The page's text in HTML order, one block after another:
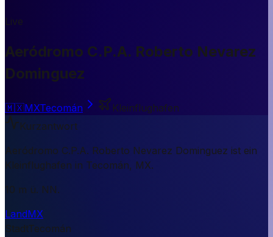
Live
Aeródromo C.P.A. Roberto Nevarez
Dominguez
🇲🇽MXTecomán
Kleinflughafen
Kurzantwort
Aeródromo C.P.A. Roberto Nevarez Dominguez ist ein
Kleinflughafen in Tecomán, MX.
10 m ü. NN.
LandMX
StadtTecomán